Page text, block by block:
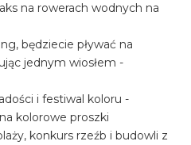
na rowerach wodnych na
będziecie pływać na
jednym wiosłem -
i festiwal koloru -
kolorowe proszki
konkurs rzeźb i budowli z